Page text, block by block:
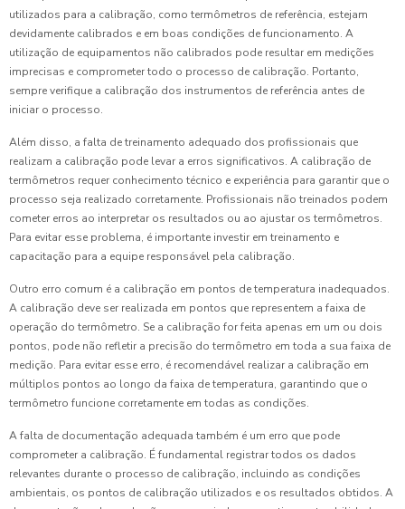
utilizados para a calibração, como termômetros de referência, estejam
devidamente calibrados e em boas condições de funcionamento. A
utilização de equipamentos não calibrados pode resultar em medições
imprecisas e comprometer todo o processo de calibração. Portanto,
sempre verifique a calibração dos instrumentos de referência antes de
iniciar o processo.
Além disso, a falta de treinamento adequado dos profissionais que
realizam a calibração pode levar a erros significativos. A calibração de
termômetros requer conhecimento técnico e experiência para garantir que o
processo seja realizado corretamente. Profissionais não treinados podem
cometer erros ao interpretar os resultados ou ao ajustar os termômetros.
Para evitar esse problema, é importante investir em treinamento e
capacitação para a equipe responsável pela calibração.
Outro erro comum é a calibração em pontos de temperatura inadequados.
A calibração deve ser realizada em pontos que representem a faixa de
operação do termômetro. Se a calibração for feita apenas em um ou dois
pontos, pode não refletir a precisão do termômetro em toda a sua faixa de
medição. Para evitar esse erro, é recomendável realizar a calibração em
múltiplos pontos ao longo da faixa de temperatura, garantindo que o
termômetro funcione corretamente em todas as condições.
A falta de documentação adequada também é um erro que pode
comprometer a calibração. É fundamental registrar todos os dados
relevantes durante o processo de calibração, incluindo as condições
ambientais, os pontos de calibração utilizados e os resultados obtidos. A